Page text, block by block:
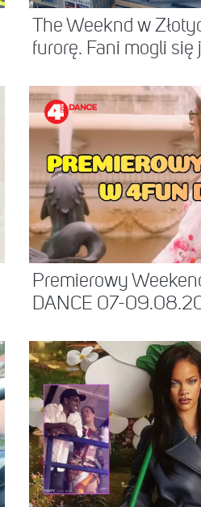
The Weeknd w
furorę. Fani mogli się
Premierowy
DANCE 07-